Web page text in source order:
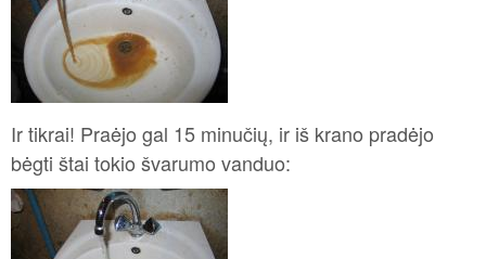
Ir tikrai! Praėjo gal 15 minučių, ir iš krano pradėjo
bėgti štai tokio švarumo vanduo: